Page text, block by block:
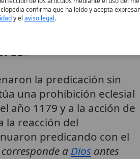
a obedecer «a
la predicación sin
una prohibición eclesial
año 1179 y a la acción de
la reacción del
predicando con el
a Diosantes
confirma que ha leído y acepta
y el aviso legal.